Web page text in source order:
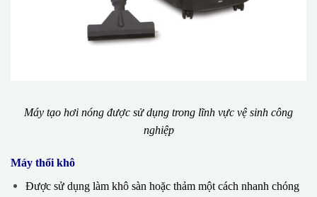
Máy tạo hơi nóng được sử dụng trong lĩnh vực vệ sinh công
nghiệp
Máy thổi khô
Được sử dụng làm khô sàn hoặc thảm một cách nhanh chóng